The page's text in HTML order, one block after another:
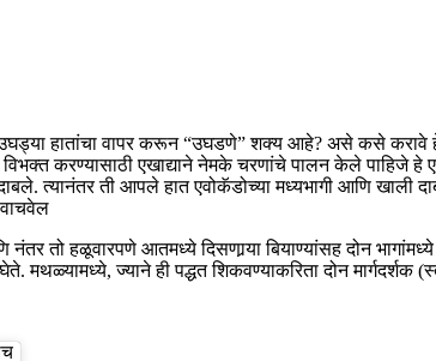
हातांचा वापर करून “उघडणे” शक्य आहे? असे कसे करावे हे
करण्यासाठी एखाद्याने नेमके चरणांचे पालन केले पाहिजे हे
त्यानंतर ती आपले हात एवोकॅडोच्या मध्यभागी आणि खाली
तो हळूवारपणे आतमध्ये दिसणार्‍या बियाण्यांसह दोन
ज्याने ही पद्धत शिकवण्याकरिता दोन मार्गदर्शक